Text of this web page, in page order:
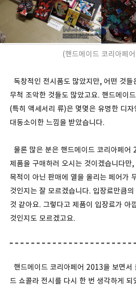
(핸드메이드 코리아페
독창적인 전시품도 많았지만, 어떤 것들
무척 조악한 것들도 많았고요. 핸드메이
(특히 액세서리 류)은 몇몇은 유명한 디
대동소이한 느낌을 받았습니다.
물론 많은 분은 핸드메이드 코리아페어
제품을 구매하러 오시는 것이겠습니다만
목적이 아닌 판매에 열을 올리는 페어가
것인지는 잘 모르겠습니다. 입장료만큼
것 같아요. 그렇다고 제품이 입장료가 아
것인지도 모르겠고요.
핸드메이드 코리아페어 2013을 보면서
드 쇼콜라 전시를 다시 한 번 생각하게 되